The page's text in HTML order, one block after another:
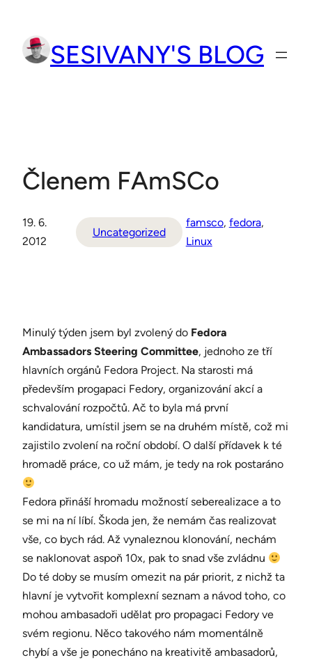
obsah
SESIVANY'S BLOG
Členem FAmSCo
19. 6.
2012
Uncategorized
famsco, fedora,
Linux
Minulý týden jsem byl zvolený do Fedora
Ambassadors Steering Committee, jednoho ze tří
hlavních orgánů Fedora Project. Na starosti má
především progapaci Fedory, organizování akcí a
schvalování rozpočtů. Ač to byla má první
kandidatura, umístil jsem se na druhém místě, což mi
zajistilo zvolení na roční období. O další přídavek k té
hromadě práce, co už mám, je tedy na rok postaráno
Fedora přináší hromadu možností seberealizace a to
se mi na ní líbí. Škoda jen, že nemám čas realizovat
vše, co bych rád. Až vynaleznou klonování, nechám
se naklonovat aspoň 10x, pak to snad vše zvládnu
Do té doby se musím omezit na pár priorit, z nichž ta
hlavní je vytvořit komplexní seznam a návod toho, co
mohou ambasadoři udělat pro propagaci Fedory ve
svém regionu. Něco takového nám momentálně
chybí a vše je ponecháno na kreativitě ambasadorů,